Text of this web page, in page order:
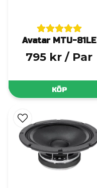
Avatar MTU-81LE
795 kr / Par
KÖP